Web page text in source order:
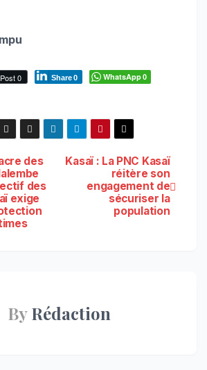
Post 0 Share0 WhatsApp0
Kasaï : La PNC Kasaï
réitère son
engagement de
sécuriser la
population
des
des
exige
ByRédaction